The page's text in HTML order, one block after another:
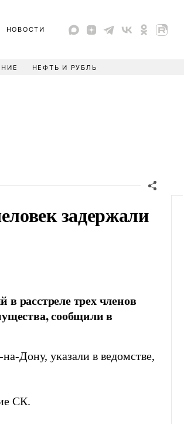
НОВОСТИ
НЕФТЬ И РУБЛЬ
задержали
расстреле трех членов
сообщили в
Дону, указали в ведомстве,
СК.